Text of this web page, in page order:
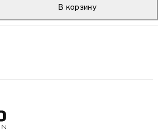
В корзину